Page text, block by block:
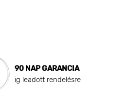
90 NAP GARANCIA
ig leadott rendelésre